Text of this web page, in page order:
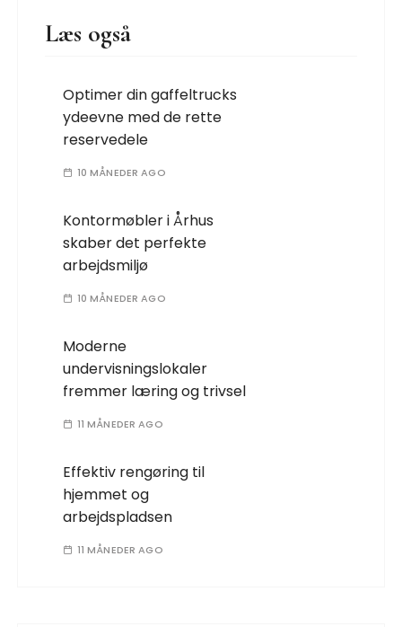
Læs også
Optimer din gaffeltrucks
ydeevne med de rette
reservedele
10 MÅNEDER AGO
Kontormøbler i Århus
skaber det perfekte
arbejdsmiljø
10 MÅNEDER AGO
Moderne
undervisningslokaler
fremmer læring og trivsel
11 MÅNEDER AGO
Effektiv rengøring til
hjemmet og
arbejdspladsen
11 MÅNEDER AGO